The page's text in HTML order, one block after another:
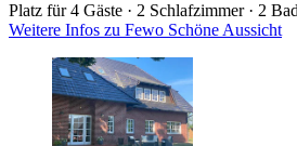
Platz für 4 Gäste · 2 Schlafzimmer · 2
Weitere Infos zu Fewo Schöne Aussicht